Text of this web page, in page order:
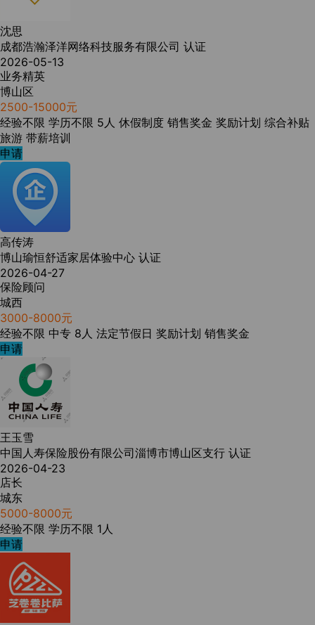
沈思
成都浩瀚泽洋网络科技服务有限公司 认证
2026-05-13
业务精英
博山区
2500-15000元
经验不限 学历不限 5人 休假制度 销售奖金 奖励计划 综合补贴
旅游 带薪培训
申请
高传涛
博山瑜恒舒适家居体验中心 认证
2026-04-27
保险顾问
城西
3000-8000元
经验不限 中专 8人 法定节假日 奖励计划 销售奖金
申请
王玉雪
中国人寿保险股份有限公司淄博市博山区支行 认证
2026-04-23
店长
城东
5000-8000元
经验不限 学历不限 1人
申请